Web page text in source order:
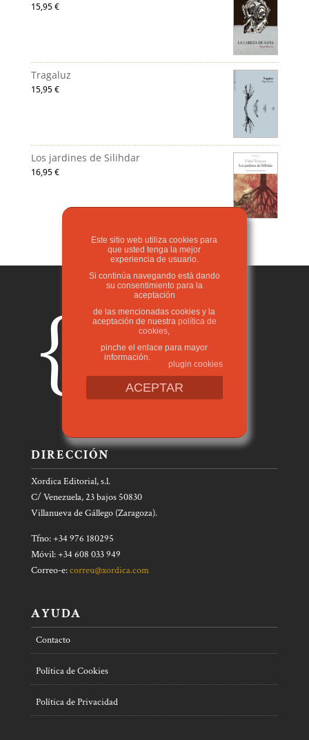
15,95€
Tragaluz
15,95€
Los jardines de Silihdar
16,95€
DIRECCIÓN
Xordica Editorial, s.l.
C/ Venezuela, 23 bajos 50830
Villanueva de Gállego (Zaragoza).
Tfno: +34 976 180295
Móvil: +34 608 033 949
Correo-e:correu@xordica.com
AYUDA
Contacto
Política de Cookies
Política de Privacidad
Este sitio web utiliza cookies para
que usted tenga la mejor
experiencia de usuario.
Si continúa navegando está dando
su consentimiento para la
aceptación
de las mencionadas cookies y la
aceptación de nuestra política de
cookies
pinche el enlace para mayor
información.
plugin cookies
ACEPTAR